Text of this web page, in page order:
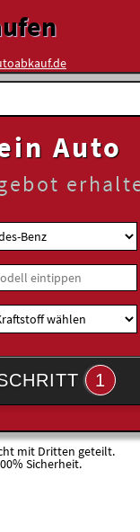
Auto
1
mit Dritten geteilt.
Sicherheit.